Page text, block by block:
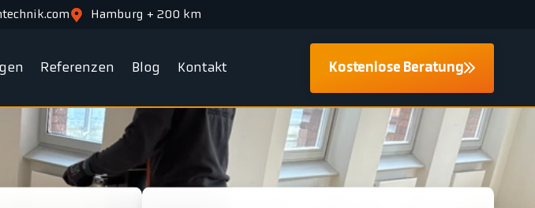
Hamburg + 200 km
Referenzen Blog Kontakt Kostenlose Beratung